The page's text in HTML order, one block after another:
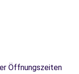
Öffnungszeiten